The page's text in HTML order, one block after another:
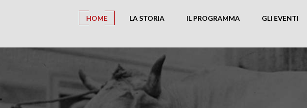
HOME LA STORIA IL PROGRAMMA GLI EVENTI